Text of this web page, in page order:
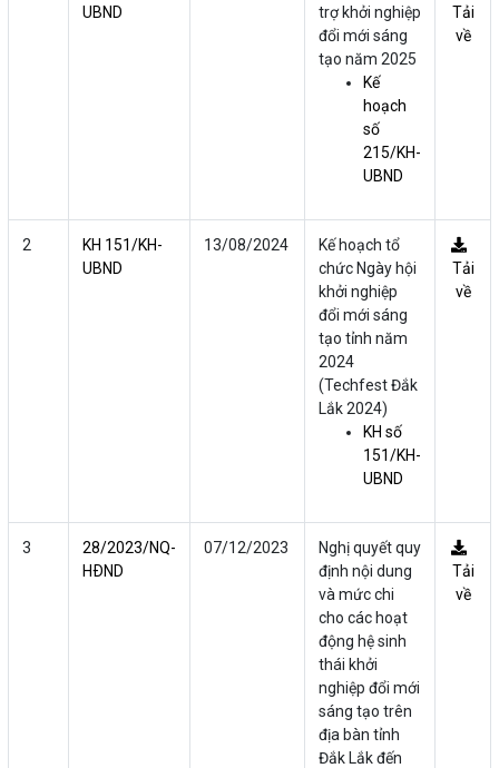
UBND
trợ khởi nghiệp
đổi mới sáng
tạo năm 2025
Kế
hoạch
số
215/KH-
UBND
Tải
về
2
KH 151/KH-
UBND
13/08/2024
Kế hoạch tổ
chức Ngày hội
khởi nghiệp
đổi mới sáng
tạo tỉnh năm
2024
(Techfest Đắk
Lắk 2024)
KH số
151/KH-
UBND
Tải
về
3
28/2023/NQ-
HÐND
07/12/2023
Nghị quyết quy
định nội dung
và mức chi
cho các hoạt
động hệ sinh
thái khởi
nghiệp đổi mới
sáng tạo trên
địa bàn tỉnh
Đắk Lắk đến
Tải
về